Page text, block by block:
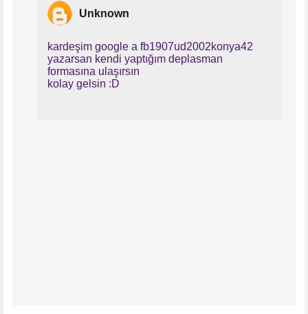
Unknown
kardeşim google a fb1907ud2002konya42
yazarsan kendi yaptığım deplasman
formasına ulaşırsın
kolay gelsin :D